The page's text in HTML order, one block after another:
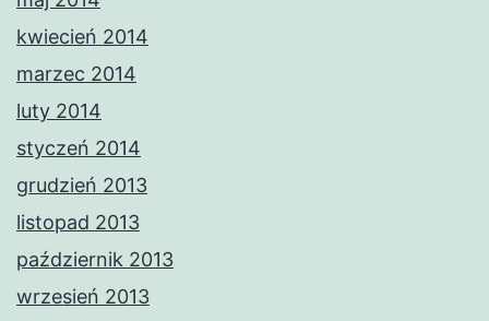
kwiecień 2014
marzec 2014
luty 2014
styczeń 2014
grudzień 2013
listopad 2013
październik 2013
wrzesień 2013